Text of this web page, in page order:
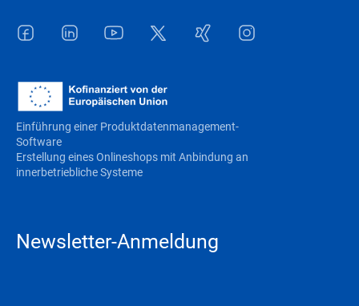
Facebook LinkedInYoutube Twitter
Einführung einer Produktdatenmanagement-
Software
Erstellung eines Onlineshops mit Anbindung an
innerbetriebliche Systeme
Newsletter-Anmeldung